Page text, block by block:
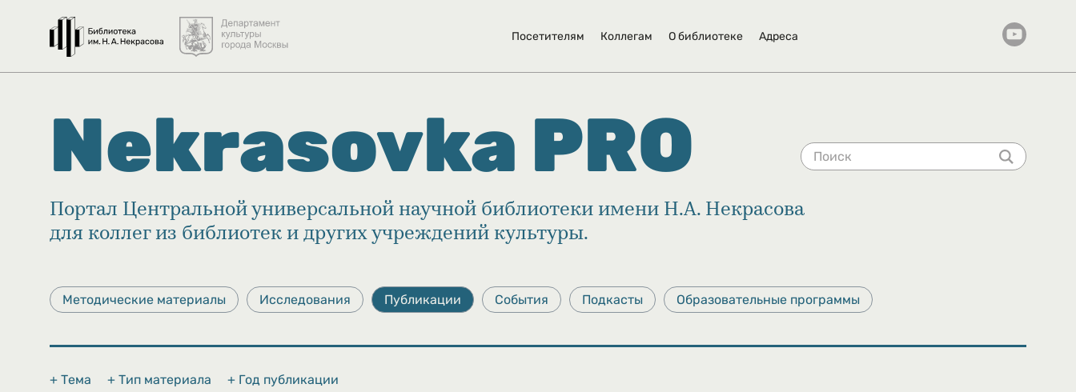
Посетителям Коллегам О библиотеке Адреса
Nekrasovka PRO
Портал Центральной универсальной научной библиотеки имени Н.А. Некрасова
для коллег из библиотек и других учреждений культуры.
Методические материалы Исследования Публикации События Подкасты Образовательные программы
+ Тема + Тип материала + Год публикации